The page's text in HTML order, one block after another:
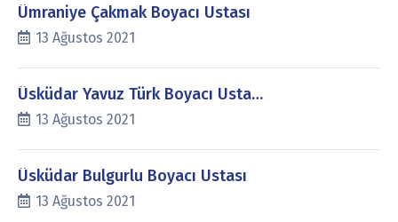
Ümraniye Çakmak Boyacı Ustası
13 Ağustos 2021
Üsküdar Yavuz Türk Boyacı Usta…
13 Ağustos 2021
Üsküdar Bulgurlu Boyacı Ustası
13 Ağustos 2021